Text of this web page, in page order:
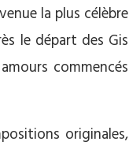
la plus célèbre
le départ des Gis
commencés
originales,